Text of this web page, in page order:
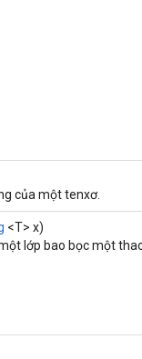
của một tenxơ.
<T> x)
lớp bao bọc một